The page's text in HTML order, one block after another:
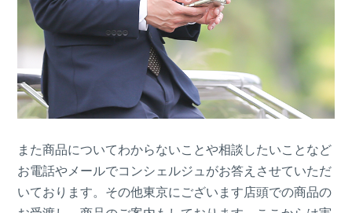
また商品についてわからないことや相談したいことなど
お電話やメールでコンシェルジュがお答えさせていただ
いております。その他東京にございます店頭での商品の